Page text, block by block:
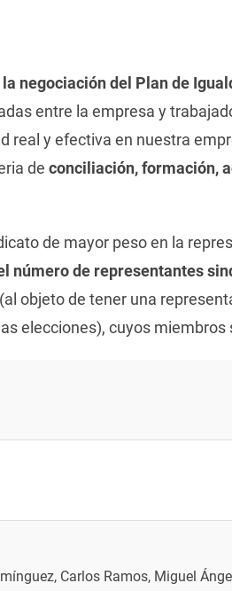
la negociación del Plan de
entre la empresa y
real y efectiva en nuestra
de conciliación, formación,
de mayor peso en la
número de representantes
(al objeto de tener una
elecciones), cuyos miembros
Carlos Ramos, Miguel